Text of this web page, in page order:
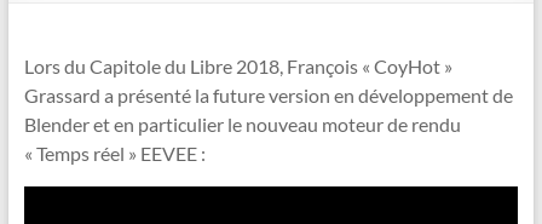
Lors du Capitole du Libre 2018, François « CoyHot »
Grassard a présenté la future version en développement de
Blenderet en particulier le nouveau moteur de rendu
« Temps réel » EEVEE :